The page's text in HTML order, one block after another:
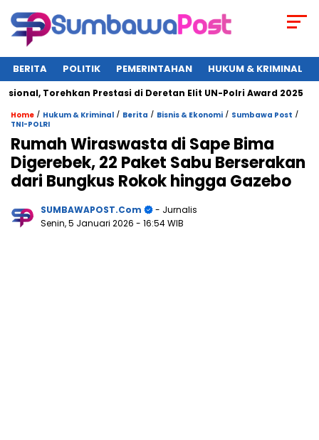
BERITA POLITIK PEMERINTAHAN HUKUM & KRIMINAL
Torehkan Prestasi di Deretan Elit UN-Polri Award 2025
Home / Hukum & Kriminal / Berita / Bisnis & Ekonomi / Sumbawa Post /
TNI-POLRI
Rumah Wiraswasta di Sape Bima
Digerebek, 22 Paket Sabu Berserakan
dari Bungkus Rokok hingga Gazebo
SUMBAWAPOST.com
- Jurnalis
Senin, 5 Januari 2026 - 16:54 WIB